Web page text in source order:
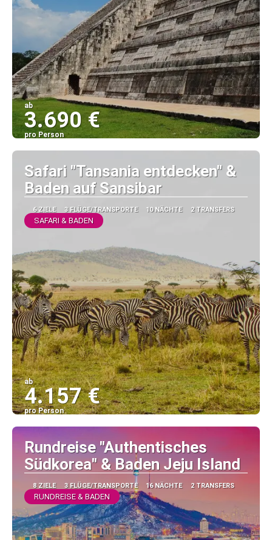
ab
3.690 €
pro Person
Sehen
Safari "Tansania entdecken" &
Baden auf Sansibar
6 ZIELE 3 FLÜGE/TRANSPORTE 10 NÄCHTE 2 TRANSFERS
SAFARI & BADEN
ab
4.157 €
pro Person
Sehen
Rundreise "Authentisches
Südkorea" & Baden Jeju Island
8 ZIELE 3 FLÜGE/TRANSPORTE 16 NÄCHTE 2 TRANSFERS
RUNDREISE & BADEN